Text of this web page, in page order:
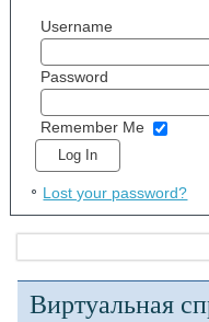
Username
Password
Remember Me
Lost your password?
Виртуальная